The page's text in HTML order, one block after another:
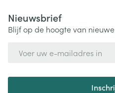
Nieuwsbrief
Blijf op de hoogte van